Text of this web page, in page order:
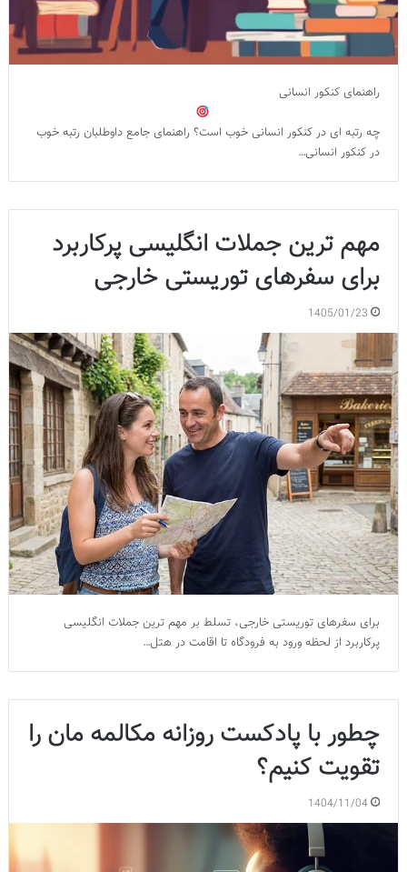
راهنمای کنکور انسانی
چه رتبه ای در کنکور انسانی خوب است؟ راهنمای جامع داوطلبان رتبه خوب
در کنکور انسانی…
مهم ترین جملات انگلیسی پرکاربرد
برای سفرهای توریستی خارجی
1405/01/23
برای سفرهای توریستی خارجی، تسلط بر مهم ترین جملات انگلیسی
پرکاربرد از لحظه ورود به فرودگاه تا اقامت در هتل…
چطور با پادکست روزانه مکالمه مان را
تقویت کنیم؟
1404/11/04